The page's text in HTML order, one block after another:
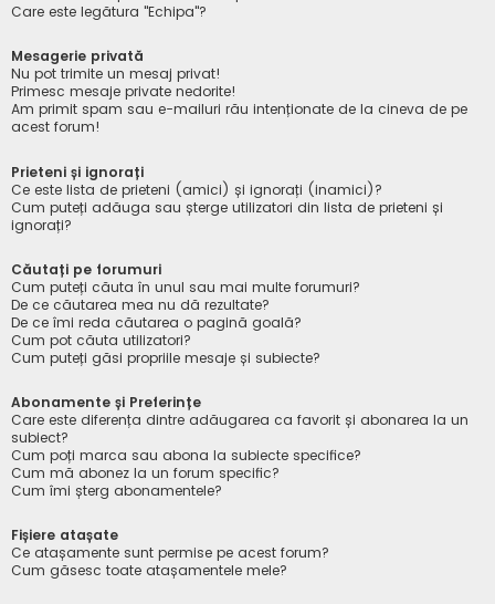
Care este legătura "Echipa"?
Mesagerie privată
Nu pot trimite un mesaj privat!
Primesc mesaje private nedorite!
Am primit spam sau e-mailuri rău intenționate de la cineva de pe
acest forum!
Prieteni și ignorați
Ce este lista de prieteni (amici) și ignorați (inamici)?
Cum puteți adăuga sau șterge utilizatori din lista de prieteni și
ignorați?
Căutați pe forumuri
Cum puteți căuta în unul sau mai multe forumuri?
De ce căutarea mea nu dă rezultate?
De ce îmi reda căutarea o pagină goală?
Cum pot căuta utilizatori?
Cum puteți găsi propriile mesaje și subiecte?
Abonamente și Preferințe
Care este diferența dintre adăugarea ca favorit și abonarea la un
subiect?
Cum poți marca sau abona la subiecte specifice?
Cum mă abonez la un forum specific?
Cum îmi șterg abonamentele?
Fișiere atașate
Ce atașamente sunt permise pe acest forum?
Cum găsesc toate atașamentele mele?